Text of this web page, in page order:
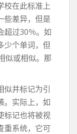
校在此标准上
些差异，但是
超过30％。如
少个单词，但
似或相似。那
似并标记为引
。实际上，如
标记也将被视
重系统，它可